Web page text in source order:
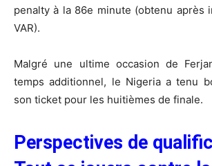
penalty à la 86e minute (obtenu après
VAR).
Malgré une ultime occasion de
temps additionnel, le Nigeria a tenu
son ticket pour les huitièmes de finale.
Perspectives de